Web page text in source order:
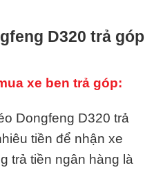
D320 trả góp
xe ben trả góp:
Dongfeng D320 trả
tiền để nhận xe
trả tiền ngân hàng là